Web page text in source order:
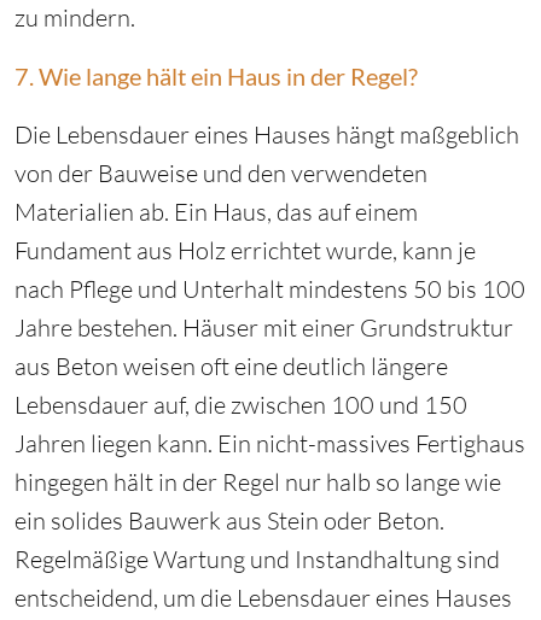
zu mindern.
7. Wie lange hält ein Haus in der Regel?
Die Lebensdauer eines Hauses hängt maßgeblich
von der Bauweise und den verwendeten
Materialien ab. Ein Haus, das auf einem
Fundament aus Holz errichtet wurde, kann je
nach Pflege und Unterhalt mindestens 50 bis 100
Jahre bestehen. Häuser mit einer Grundstruktur
aus Beton weisen oft eine deutlich längere
Lebensdauer auf, die zwischen 100 und 150
Jahren liegen kann. Ein nicht-massives Fertighaus
hingegen hält in der Regel nur halb so lange wie
ein solides Bauwerk aus Stein oder Beton.
Regelmäßige Wartung und Instandhaltung sind
entscheidend, um die Lebensdauer eines Hauses